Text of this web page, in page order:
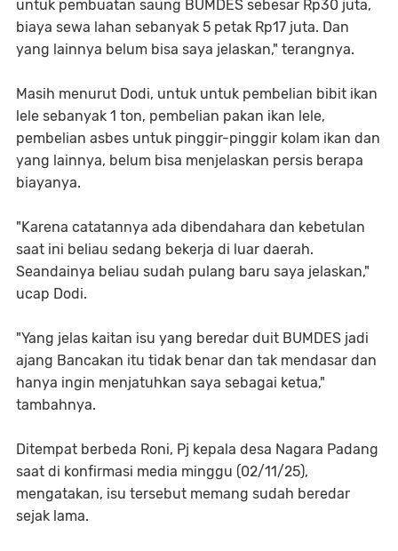
untuk pembuatan saung BUMDES sebesar Rp30 juta,
biaya sewa lahan sebanyak 5 petak Rp17 juta. Dan
yang lainnya belum bisa saya jelaskan," terangnya.
Masih menurut Dodi, untuk untuk pembelian bibit ikan
lele sebanyak 1 ton, pembelian pakan ikan lele,
pembelian asbes untuk pinggir-pinggir kolam ikan dan
yang lainnya, belum bisa menjelaskan persis berapa
biayanya.
"Karena catatannya ada dibendahara dan kebetulan
saat ini beliau sedang bekerja di luar daerah.
Seandainya beliau sudah pulang baru saya jelaskan,"
ucap Dodi.
"Yang jelas kaitan isu yang beredar duit BUMDES jadi
ajang Bancakan itu tidak benar dan tak mendasar dan
hanya ingin menjatuhkan saya sebagai ketua,"
tambahnya.
Ditempat berbeda Roni, Pj kepala desa Nagara Padang
saat di konfirmasi media minggu (02/11/25),
mengatakan, isu tersebut memang sudah beredar
sejak lama.